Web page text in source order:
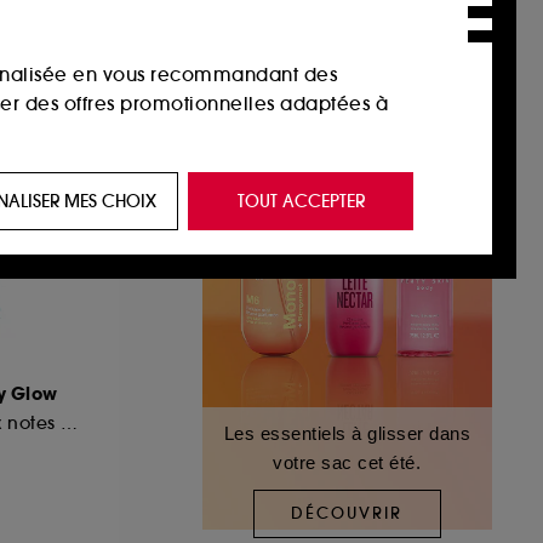
Glow
Les essentiels à glisser dans
votre sac cet été.
DÉCOUVRIR
en vous recommandant des
des offres promotionnelles adaptées à
vous plaire via des publicités, y compris
navigation sur notre site afin d’en
fraudes aux moyens de paiement et les
du site, tel que les cookies
d’accéder à votre compte lors
TOUT ACCEPTER
MES CHOIX